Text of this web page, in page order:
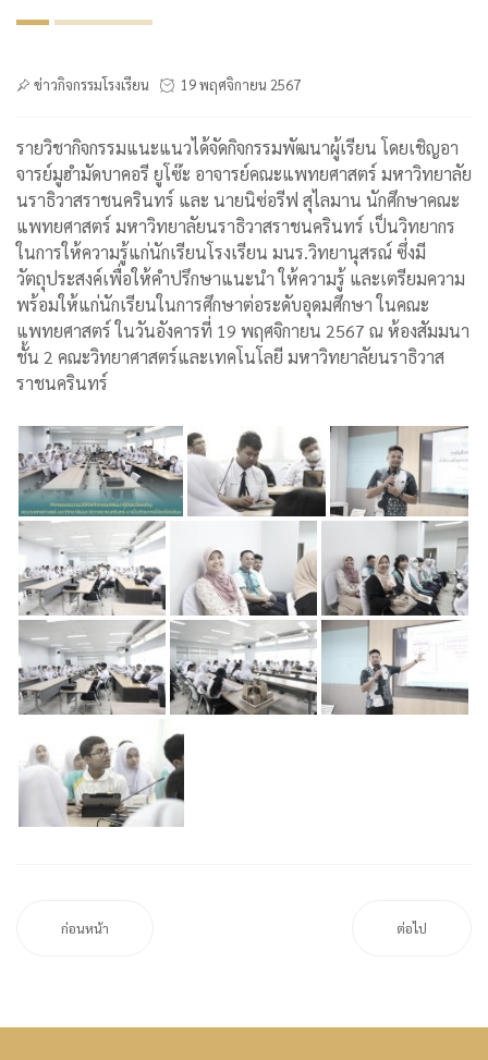
ข่าวกิจกรรมโรงเรียน 19 พฤศจิกายน 2567
รายวิชากิจกรรมแนะแนวได้จัดกิจกรรมพัฒนาผู้เรียน โดยเชิญอา
จารย์มูฮำมัดบาคอรี ยูโซ๊ะ อาจารย์คณะแพทยศาสตร์ มหาวิทยาลัย
นราธิวาสราชนครินทร์ และ นายนิซ่อรีฟ สุไลมาน นักศึกษาคณะ
แพทยศาสตร์ มหาวิทยาลัยนราธิวาสราชนครินทร์ เป็นวิทยากร
ในการให้ความรู้แก่นักเรียนโรงเรียน มนร.วิทยานุสรณ์ ซึ่งมี
วัตถุประสงค์เพื่อให้คำปรึกษาแนะนำ ให้ความรู้ และเตรียมความ
พร้อมให้แก่นักเรียนในการศึกษาต่อระดับอุดมศึกษา ในคณะ
แพทยศาสตร์ ในวันอังคารที่ 19 พฤศจิกายน 2567 ณ ห้องสัมมนา
ชั้น 2 คณะวิทยาศาสตร์และเทคโนโลยี มหาวิทยาลัยนราธิวาส
ราชนครินทร์
ก่อนหน้า ต่อไป